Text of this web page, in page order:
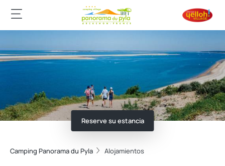
Reserve su estancia
Camping Panorama du Pyla Alojamientos